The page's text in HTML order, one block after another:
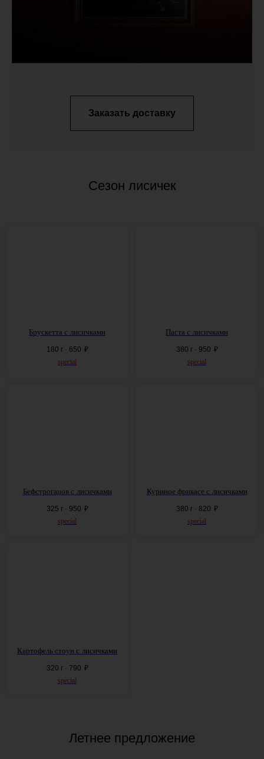
Заказать доставку
Сезон лисичек
Брускетта с лисичками
180 г · 650 ₽
special
Паста с лисичками
380 г · 950 ₽
special
Бефстроганов с лисичками
325 г · 950 ₽
special
Куриное фрикасе с лисичками
380 г · 820 ₽
special
Картофель стоун с лисичками
320 г · 790 ₽
special
Летнее предложение